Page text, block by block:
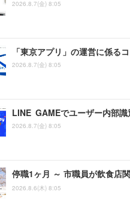
2026.8.7(金) 8:05
「東京アプリ」の運営に係る
2026.8.7(金) 8:05
LINE GAMEでユーザー内部
2026.8.7(金) 8:05
停職1ヶ月 ～ 市職員が飲食店
2026.8.6(木) 8:05